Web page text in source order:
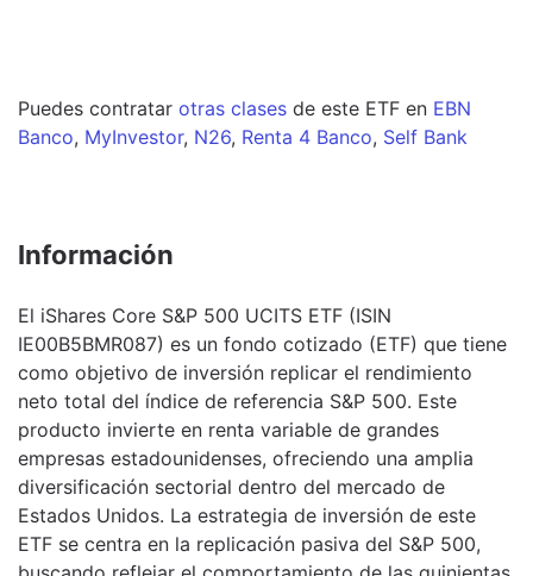
Puedes contratar otras clases de este ETF en EBN
Banco, MyInvestor, N26, Renta 4 Banco, Self Bank
Información
El iShares Core S&P 500 UCITS ETF (ISIN
IE00B5BMR087) es un fondo cotizado (ETF) que tiene
como objetivo de inversión replicar el rendimiento
neto total del índice de referencia S&P 500. Este
producto invierte en renta variable de grandes
empresas estadounidenses, ofreciendo una amplia
diversificación sectorial dentro del mercado de
Estados Unidos. La estrategia de inversión de este
ETF se centra en la replicación pasiva del S&P 500,